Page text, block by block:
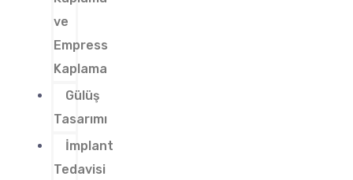
ve
Empress
Kaplama
Gülüş
Tasarımı
İmplant
Tedavisi